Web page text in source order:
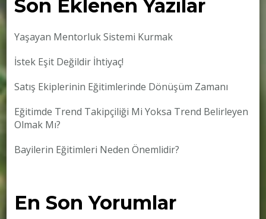
Son Eklenen Yazılar
Yaşayan Mentorluk Sistemi Kurmak
İstek Eşit Değildir İhtiyaç!
Satış Ekiplerinin Eğitimlerinde Dönüşüm Zamanı
Eğitimde Trend Takipçiliği Mi Yoksa Trend Belirleyen
Olmak Mı?
Bayilerin Eğitimleri Neden Önemlidir?
En Son Yorumlar